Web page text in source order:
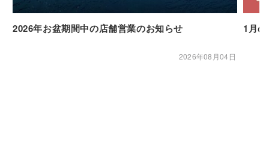
2026年お盆期間中の店舗営業のお知らせ
2026年08月04日
1月